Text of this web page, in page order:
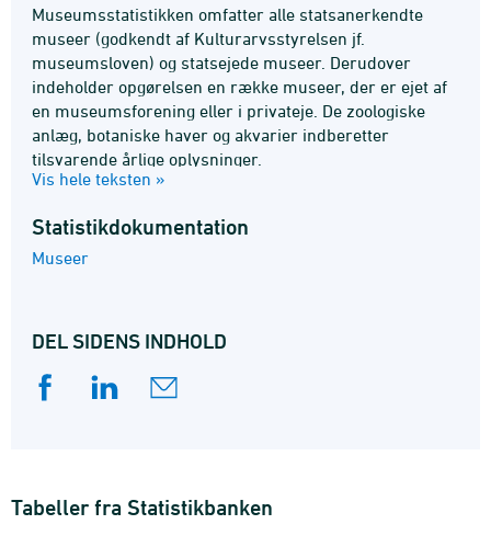
Museumsstatistikken omfatter alle statsanerkendte
museer (godkendt af Kulturarvsstyrelsen jf.
museumsloven) og statsejede museer. Derudover
indeholder opgørelsen en række museer, der er ejet af
en museumsforening eller i privateje. De zoologiske
anlæg, botaniske haver og akvarier indberetter
tilsvarende årlige oplysninger.
Vis hele teksten »
Statistik­dokumentation
Museer
DEL SIDENS INDHOLD
Tabeller fra Statistikbanken